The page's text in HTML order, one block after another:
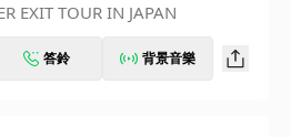
EXIT TOUR IN JAPAN
答鈴 背景音樂